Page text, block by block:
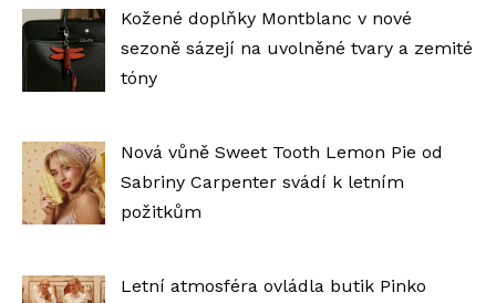
Kožené doplňky Montblanc v nové
sezoně sázejí na uvolněné tvary a zemité
tóny
Nová vůně Sweet Tooth Lemon Pie od
Sabriny Carpenter svádí k letním
požitkům
Letní atmosféra ovládla butik Pinko